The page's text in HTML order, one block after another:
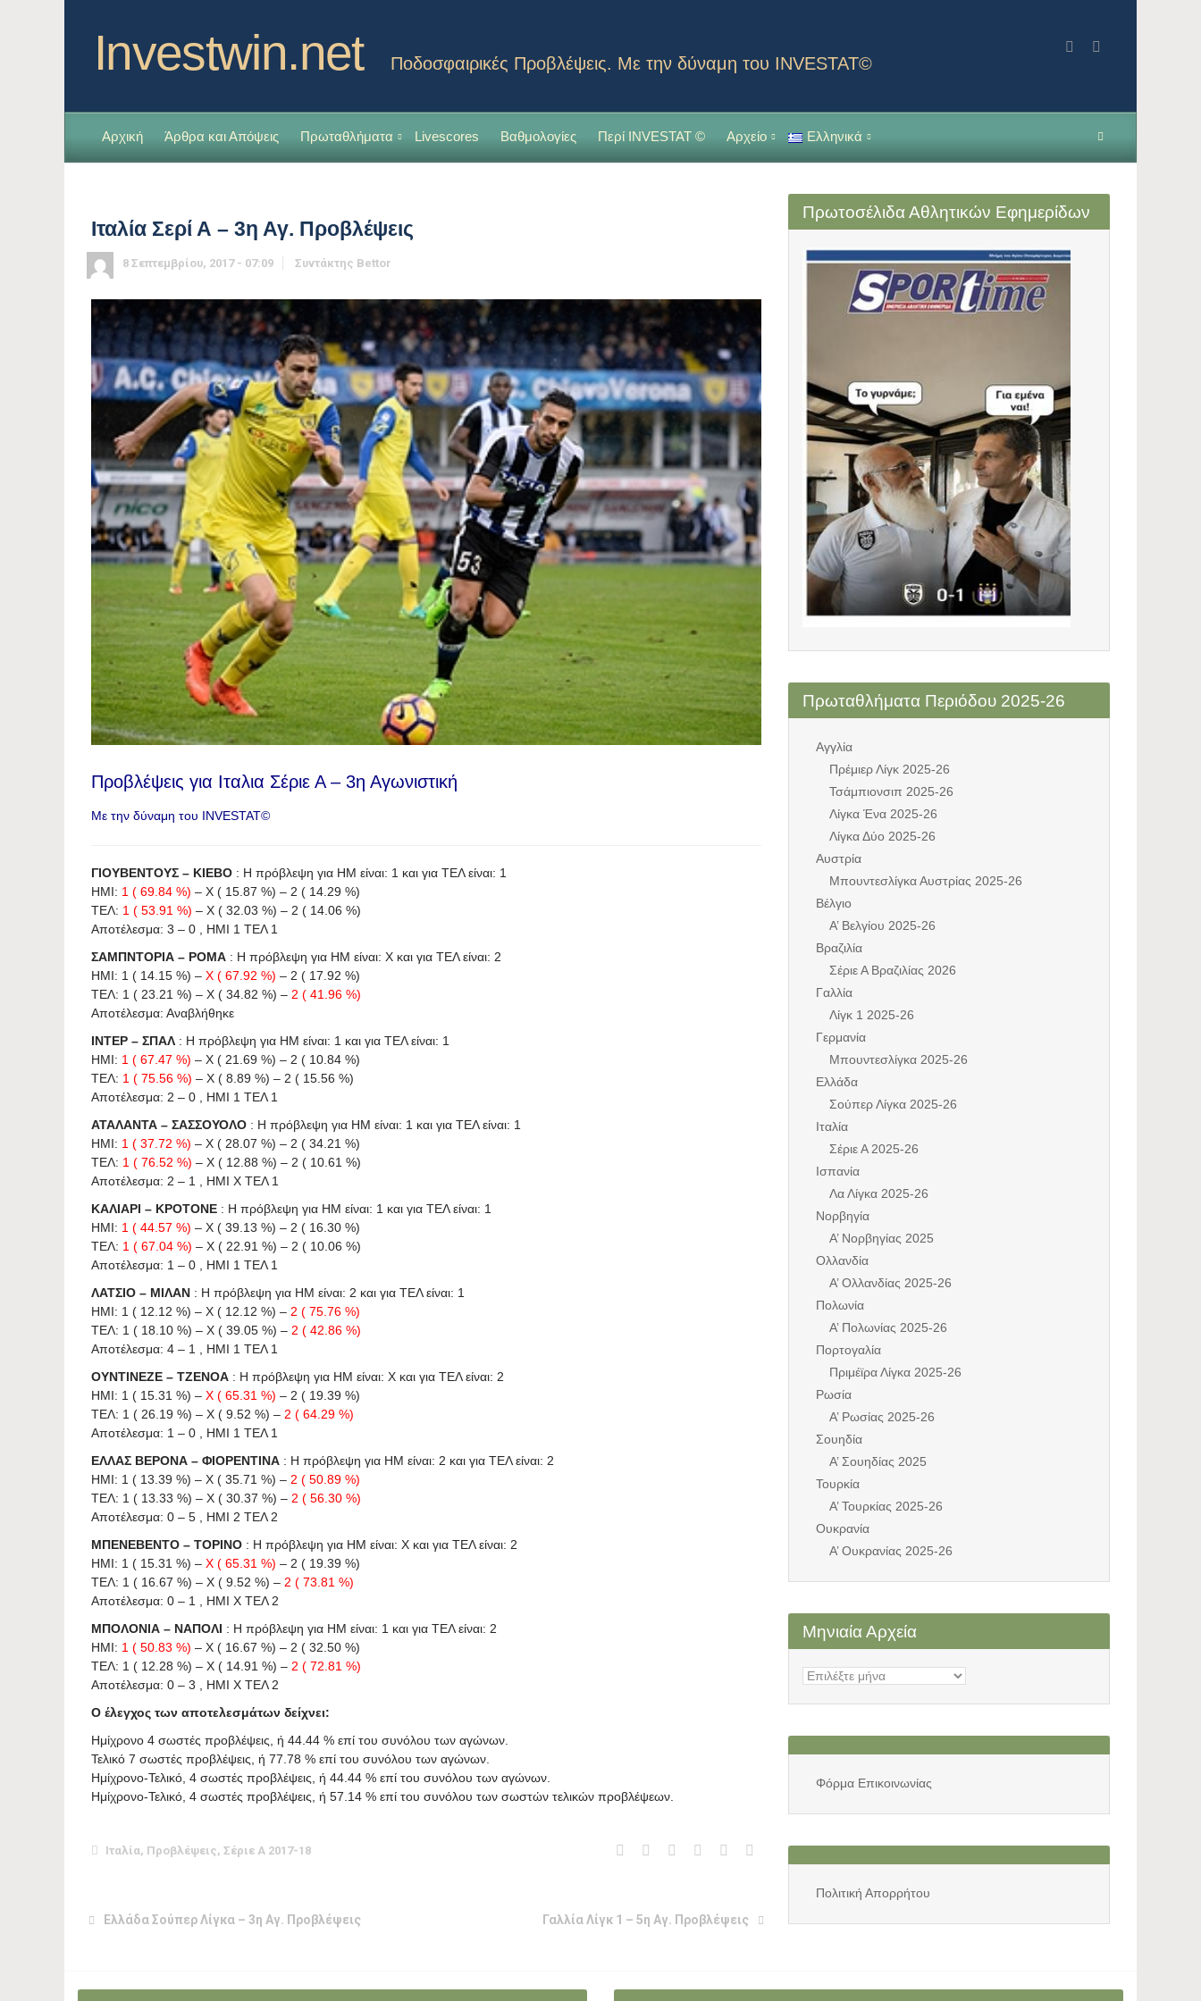
Investwin.net Ποδοσφαιρικές Προβλέψεις. Με την δύναμη του INVESTAT©
Αρχική Άρθρα και Απόψεις Πρωταθλήματα Livescores Βαθμολογίες Περί INVESTAT © Αρχείο Ελληνικά
Ιταλία Σερί Α – 3η Αγ. Προβλέψεις
8 Σεπτεμβρίου, 2017 - 07:09 Συντάκτης Bettor
Προβλέψεις για Ιταλια Σέριε Α – 3η Αγωνιστική
Με την δύναμη του INVESTAT©
ΓΙΟΥΒΕΝΤΟΥΣ – ΚΙΕΒΟ : Η πρόβλεψη για HΜ είναι: 1 και για ΤΕΛ είναι: 1
ΗΜΙ: 1 ( 69.84 %) – X ( 15.87 %) – 2 ( 14.29 %)
ΤΕΛ: 1 ( 53.91 %) – X ( 32.03 %) – 2 ( 14.06 %)
Αποτέλεσμα: 3 – 0 , ΗΜΙ 1 ΤΕΛ 1
ΣΑΜΠΝΤΟΡΙΑ – ΡΟΜΑ : Η πρόβλεψη για HΜ είναι: X και για ΤΕΛ είναι: 2
ΗΜΙ: 1 ( 14.15 %) – X ( 67.92 %) – 2 ( 17.92 %)
ΤΕΛ: 1 ( 23.21 %) – X ( 34.82 %) – 2 ( 41.96 %)
Αποτέλεσμα: Αναβλήθηκε
ΙΝΤΕΡ – ΣΠΑΛ : Η πρόβλεψη για HΜ είναι: 1 και για ΤΕΛ είναι: 1
ΗΜΙ: 1 ( 67.47 %) – X ( 21.69 %) – 2 ( 10.84 %)
ΤΕΛ: 1 ( 75.56 %) – X ( 8.89 %) – 2 ( 15.56 %)
Αποτέλεσμα: 2 – 0 , ΗΜΙ 1 ΤΕΛ 1
ΑΤΑΛΑΝΤΑ – ΣΑΣΣΟΥΟΛΟ : Η πρόβλεψη για HΜ είναι: 1 και για ΤΕΛ είναι: 1
ΗΜΙ: 1 ( 37.72 %) – X ( 28.07 %) – 2 ( 34.21 %)
ΤΕΛ: 1 ( 76.52 %) – X ( 12.88 %) – 2 ( 10.61 %)
Αποτέλεσμα: 2 – 1 , ΗΜΙ X ΤΕΛ 1
ΚΑΛΙΑΡΙ – ΚΡΟΤΟΝΕ : Η πρόβλεψη για HΜ είναι: 1 και για ΤΕΛ είναι: 1
ΗΜΙ: 1 ( 44.57 %) – X ( 39.13 %) – 2 ( 16.30 %)
ΤΕΛ: 1 ( 67.04 %) – X ( 22.91 %) – 2 ( 10.06 %)
Αποτέλεσμα: 1 – 0 , ΗΜΙ 1 ΤΕΛ 1
ΛΑΤΣΙΟ – ΜΙΛΑΝ : Η πρόβλεψη για HΜ είναι: 2 και για ΤΕΛ είναι: 1
ΗΜΙ: 1 ( 12.12 %) – X ( 12.12 %) – 2 ( 75.76 %)
ΤΕΛ: 1 ( 18.10 %) – X ( 39.05 %) – 2 ( 42.86 %)
Αποτέλεσμα: 4 – 1 , ΗΜΙ 1 ΤΕΛ 1
ΟΥΝΤΙΝΕΖΕ – ΤΖΕΝΟΑ : Η πρόβλεψη για HΜ είναι: X και για ΤΕΛ είναι: 2
ΗΜΙ: 1 ( 15.31 %) – X ( 65.31 %) – 2 ( 19.39 %)
ΤΕΛ: 1 ( 26.19 %) – X ( 9.52 %) – 2 ( 64.29 %)
Αποτέλεσμα: 1 – 0 , ΗΜΙ 1 ΤΕΛ 1
ΕΛΛΑΣ ΒΕΡΟΝΑ – ΦΙΟΡΕΝΤΙΝΑ : Η πρόβλεψη για HΜ είναι: 2 και για ΤΕΛ είναι: 2
ΗΜΙ: 1 ( 13.39 %) – X ( 35.71 %) – 2 ( 50.89 %)
ΤΕΛ: 1 ( 13.33 %) – X ( 30.37 %) – 2 ( 56.30 %)
Αποτέλεσμα: 0 – 5 , ΗΜΙ 2 ΤΕΛ 2
ΜΠΕΝΕΒΕΝΤΟ – ΤΟΡΙΝΟ : Η πρόβλεψη για HΜ είναι: X και για ΤΕΛ είναι: 2
ΗΜΙ: 1 ( 15.31 %) – X ( 65.31 %) – 2 ( 19.39 %)
ΤΕΛ: 1 ( 16.67 %) – X ( 9.52 %) – 2 ( 73.81 %)
Αποτέλεσμα: 0 – 1 , ΗΜΙ X ΤΕΛ 2
ΜΠΟΛΟΝΙΑ – ΝΑΠΟΛΙ : Η πρόβλεψη για HΜ είναι: 1 και για ΤΕΛ είναι: 2
ΗΜΙ: 1 ( 50.83 %) – X ( 16.67 %) – 2 ( 32.50 %)
ΤΕΛ: 1 ( 12.28 %) – X ( 14.91 %) – 2 ( 72.81 %)
Αποτέλεσμα: 0 – 3 , ΗΜΙ X ΤΕΛ 2
Ο έλεγχος των αποτελεσμάτων δείχνει:
Ημίχρονο 4 σωστές προβλέψεις, ή 44.44 % επί του συνόλου των αγώνων.
Τελικό 7 σωστές προβλέψεις, ή 77.78 % επί του συνόλου των αγώνων.
Ημίχρονο-Τελικό, 4 σωστές προβλέψεις, ή 44.44 % επί του συνόλου των αγώνων.
Ημίχρονο-Τελικό, 4 σωστές προβλέψεις, ή 57.14 % επί του συνόλου των σωστών τελικών προβλέψεων.
Ιταλία, Προβλέψεις, Σέριε Α 2017-18
Ελλάδα Σούπερ Λίγκα – 3η Αγ. Προβλέψεις Γαλλία Λίγκ 1 – 5η Αγ. Προβλέψεις
Πρωτοσέλιδα Αθλητικών Εφημερίδων
Πρωταθλήματα Περιόδου 2025-26
Αγγλία
Πρέμιερ Λίγκ 2025-26
Τσάμπιονσιπ 2025-26
Λίγκα Ένα 2025-26
Λίγκα Δύο 2025-26
Αυστρία
Μπουντεσλίγκα Αυστρίας 2025-26
Βέλγιο
Α’ Βελγίου 2025-26
Βραζιλία
Σέριε Α Βραζιλίας 2026
Γαλλία
Λίγκ 1 2025-26
Γερμανία
Μπουντεσλίγκα 2025-26
Ελλάδα
Σούπερ Λίγκα 2025-26
Ιταλία
Σέριε Α 2025-26
Ισπανία
Λα Λίγκα 2025-26
Νορβηγία
Α’ Νορβηγίας 2025
Ολλανδία
Α’ Ολλανδίας 2025-26
Πολωνία
Α’ Πολωνίας 2025-26
Πορτογαλία
Πριμέϊρα Λίγκα 2025-26
Ρωσία
Α’ Ρωσίας 2025-26
Σουηδία
Α’ Σουηδίας 2025
Τουρκία
Α’ Τουρκίας 2025-26
Ουκρανία
Α’ Ουκρανίας 2025-26
Μηνιαία Αρχεία
Μηνιαία
Φόρμα Επικοινωνίας
Πολιτική Απορρήτου